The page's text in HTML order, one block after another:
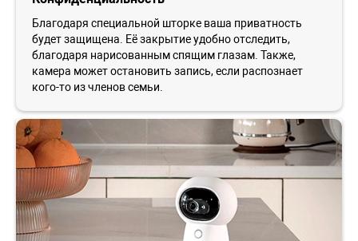
Благодаря специальной шторке ваша приватность
будет защищена. Её закрытие удобно отследить,
благодаря нарисованным спящим глазам. Также,
камера может остановить запись, если распознает
кого-то из членов семьи.